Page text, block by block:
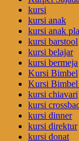
kursi
kursi anak
kursi anak
kursi barstool
kursi belajar
kursi bermeja
Kursi Bimbel
Kursi Bimbel
kursi chiavari
kursi
kursi dinner
kursi direktur
kursi donat